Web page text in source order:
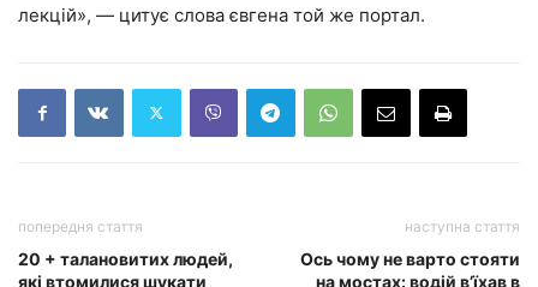
лекцій», — цитує слова євгена той же портал.
попередня стаття
20 + талановитих людей,
які втомилися шукати
наступна стаття
Ось чому не варто стояти
на мостах: водій в’їхав в